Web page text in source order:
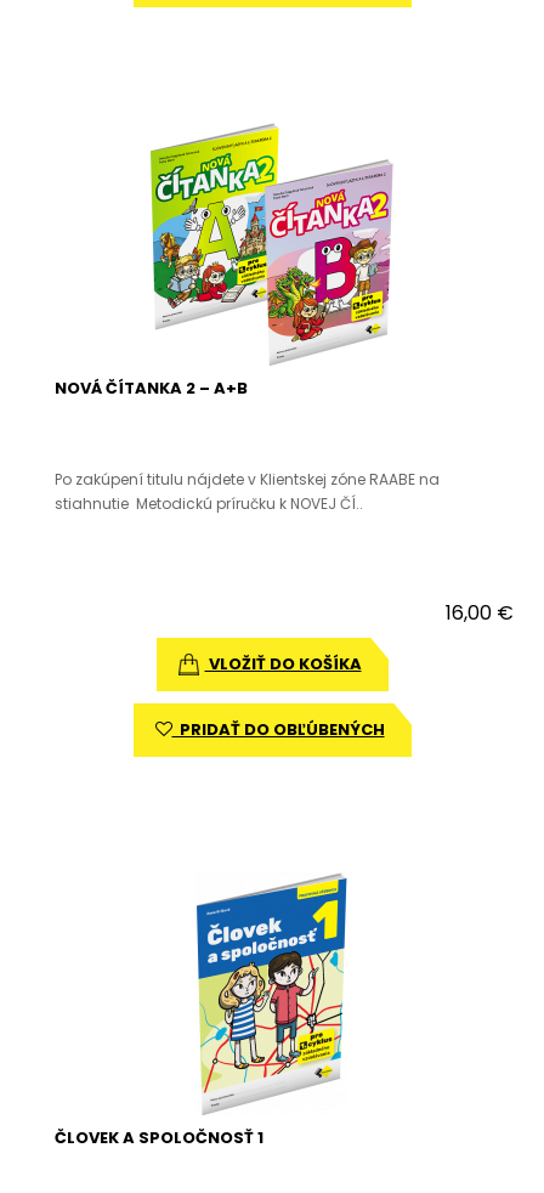
NOVÁ ČÍTANKA 2 – A+B
Po zakúpení titulu nájdete v Klientskej zóne RAABE na
stiahnutie Metodickú príručku k NOVEJ ČÍ..
16,00 €
VLOŽIŤ DO KOŠÍKA
PRIDAŤ DO OBĽÚBENÝCH
ČLOVEK A SPOLOČNOSŤ 1